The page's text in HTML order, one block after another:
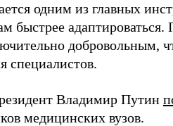
одним из главных
быстрее адаптироваться.
добровольным,
специалистов.
Владимир Путин
медицинских вузов.